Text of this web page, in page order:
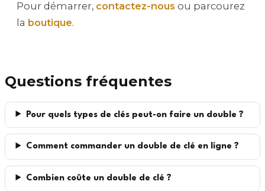
Pour démarrer, contactez-nous ou parcourez
la boutique.
Questions fréquentes
Pour quels types de clés peut-on faire un double ?
Comment commander un double de clé en ligne ?
Combien coûte un double de clé ?